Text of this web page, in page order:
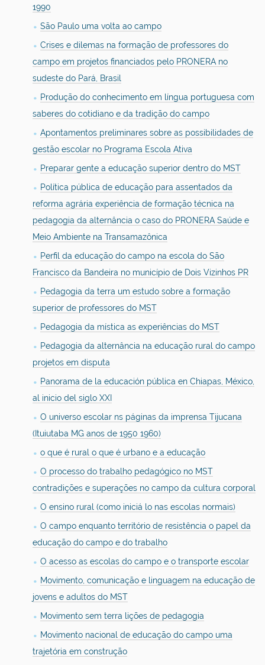
1990
São Paulo uma volta ao campo
Crises e dilemas na formação de professores do
campo em projetos financiados pelo PRONERA no
sudeste do Pará, Brasil
Produção do conhecimento em língua portuguesa com
saberes do cotidiano e da tradição do campo
Apontamentos preliminares sobre as possibilidades de
gestão escolar no Programa Escola Ativa
Preparar gente a educação superior dentro do MST
Política pública de educação para assentados da
reforma agrária experiência de formação técnica na
pedagogia da alternância o caso do PRONERA Saúde e
Meio Ambiente na Transamazônica
Perfil da educação do campo na escola do São
Francisco da Bandeira no município de Dois Vizinhos PR
Pedagogia da terra um estudo sobre a formação
superior de professores do MST
Pedagogia da mística as experiências do MST
Pedagogia da alternância na educação rural do campo
projetos em disputa
Panorama de la educación pública en Chiapas, México,
al inicio del siglo XXI
O universo escolar ns páginas da imprensa Tijucana
(Ituiutaba MG anos de 1950 1960)
o que é rural o que é urbano e a educação
O processo do trabalho pedagógico no MST
contradições e superações no campo da cultura corporal
O ensino rural (como iniciá lo nas escolas normais)
O campo enquanto território de resistência o papel da
educação do campo e do trabalho
O acesso as escolas do campo e o transporte escolar
Movimento, comunicação e linguagem na educação de
jovens e adultos do MST
Movimento sem terra lições de pedagogia
Movimento nacional de educação do campo uma
trajetória em construção